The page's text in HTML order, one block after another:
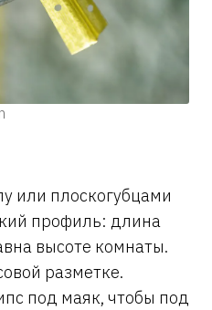
или плоскогубцами
профиль: длина
высоте комнаты.
разметке.
под маяк, чтобы под